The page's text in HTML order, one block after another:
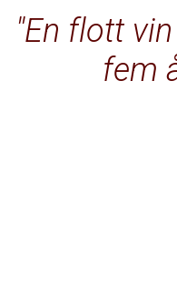
En flott
fem